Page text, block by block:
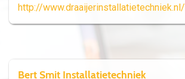
http://www.draaijerinstallatietechniek.nl/
Bert Smit Installatietechniek